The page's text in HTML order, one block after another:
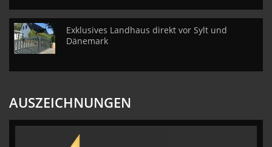
Exklusives Landhaus direkt vor Sylt und
Dänemark
AUSZEICHNUNGEN